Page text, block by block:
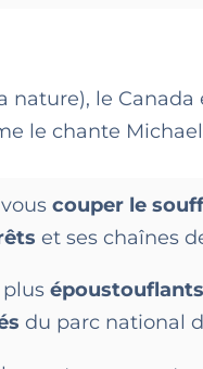
le Canada
le chante
couper le
et ses chaînes
plus époustouflants
du parc national